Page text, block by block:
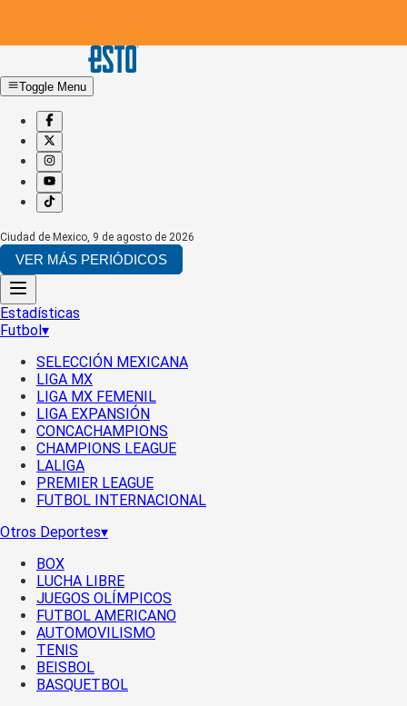
Toggle Menu
Ciudad de Mexico, 9 de agosto de 2026
VER MÁS PERIÓDICOS
Estadísticas
Futbol▾
SELECCIÓN MEXICANA
LIGA MX
LIGA MX FEMENIL
LIGA EXPANSIÓN
CONCACHAMPIONS
CHAMPIONS LEAGUE
LALIGA
PREMIER LEAGUE
FUTBOL INTERNACIONAL
Otros Deportes▾
BOX
LUCHA LIBRE
JUEGOS OLÍMPICOS
FUTBOL AMERICANO
AUTOMOVILISMO
TENIS
BEISBOL
BASQUETBOL